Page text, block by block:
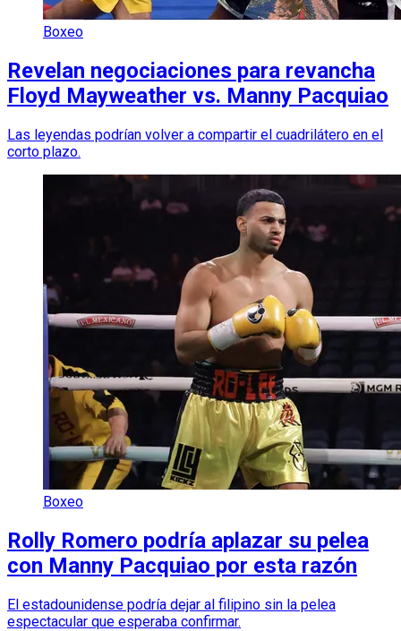
Boxeo
Revelan negociaciones para revancha
Floyd Mayweather vs. Manny Pacquiao
Las leyendas podrían volver a compartir el cuadrilátero en el
corto plazo.
Boxeo
Rolly Romero podría aplazar su pelea
con Manny Pacquiao por esta razón
El estadounidense podría dejar al filipino sin la pelea
espectacular que esperaba confirmar.